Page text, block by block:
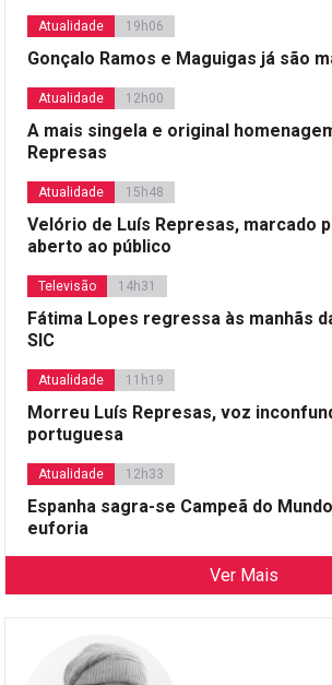
Atualidade 19h06
Gonçalo Ramos e Maguigas já são
Atualidade 12h00
A mais singela e original
Represas
Atualidade 15h48
Velório de Luís Represas, marcado
aberto ao público
Televisão 14h31
Fátima Lopes regressa às manhãs
SIC
Atualidade 11h19
Morreu Luís Represas, voz
portuguesa
Atualidade 12h33
Espanha sagra-se Campeã do
euforia
Ver Mais